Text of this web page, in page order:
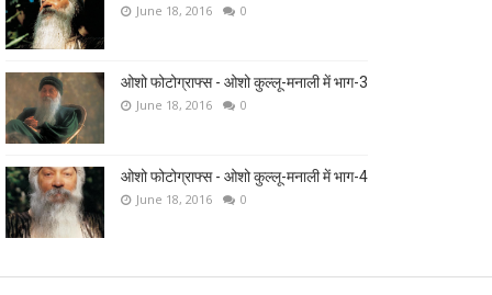
June 18, 2016 0
ओशो फोटोग्राफ्स - ओशो कुल्लू-मनाली में भाग-3
June 18, 2016 0
ओशो फोटोग्राफ्स - ओशो कुल्लू-मनाली में भाग-4
June 18, 2016 0